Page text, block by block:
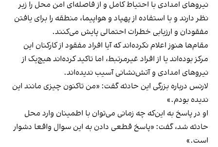
نیروهای امدادی با احتیاط کامل و از فاصله‌ای امن محل را زیر
نظر دارند و با استفاده از پهپاد و هواپیما، منطقه را برای یافتن
مفقودان و ارزیابی خطرات احتمالی پایش می‌کنند.
مقام‌ها هنوز اعلام نکرده‌اند که آیا افراد مفقود از کارکنان این
مرکز بوده‌اند یا از افراد غیرمرتبط، اما تاکید کرده‌اند هیچ‌یک از
نیروهای امدادی و آتش‌نشانی آسیب ندیده‌اند.
لارنس درباره بزرگی این حادثه گفت: «من تاکنون چیزی مانند این
ندیده‌ بودم.»
او در پاسخ به این‌که چه زمانی می‌توان با اطمینان وارد محل
حادثه شد، گفت: «پاسخ قطعی دادن به این سوال واقعا دشوار
است.»